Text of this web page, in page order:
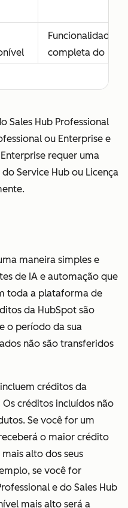
Funcionalidade
completa do
Funcionalidade
completa do
Service Hub
Professional
Sales Hub Professional
ou Enterprise e
requer uma
Service Hub ou Licença
maneira simples e
de IA e automação que
toda a plataforma de
da HubSpot são
o período da sua
não são transferidos
créditos da
créditos incluídos não
Se você for um
o maior crédito
alto dos seus
se você for
e do Sales Hub
mais alto será a